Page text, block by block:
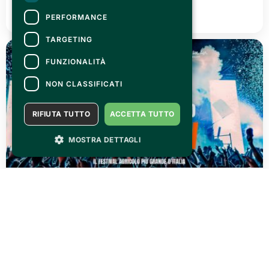
READ ALLPERFORMANCE
TARGETING
FUNZIONALITÀ
NON CLASSIFICATI
ACCETTA TUTTO
RIFIUTA TUTTO
MOSTRA DETTAGLI